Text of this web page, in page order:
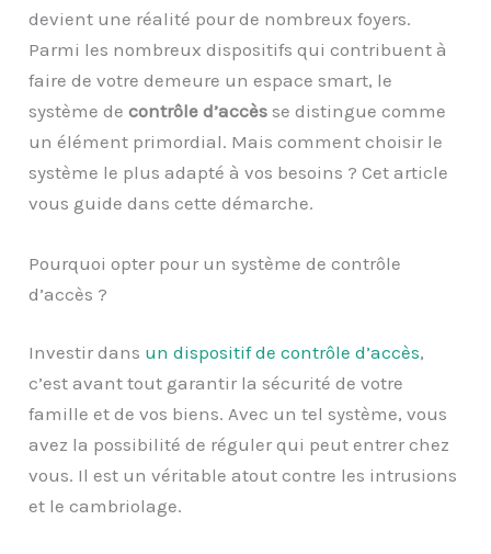
devient une réalité pour de nombreux foyers.
Parmi les nombreux dispositifs qui contribuent à
faire de votre demeure un espace smart, le
système decontrôle d’accès se distingue comme
un élément primordial. Mais comment choisir le
système le plus adapté à vos besoins ? Cet article
vous guide dans cette démarche.
Pourquoi opter pour un système de contrôle
d’accès ?
Investir dans un dispositif de contrôle d’accès,
c’est avant tout garantir la sécurité de votre
famille et de vos biens. Avec un tel système, vous
avez la possibilité de réguler qui peut entrer chez
vous. Il est un véritable atout contre les intrusions
et le cambriolage.